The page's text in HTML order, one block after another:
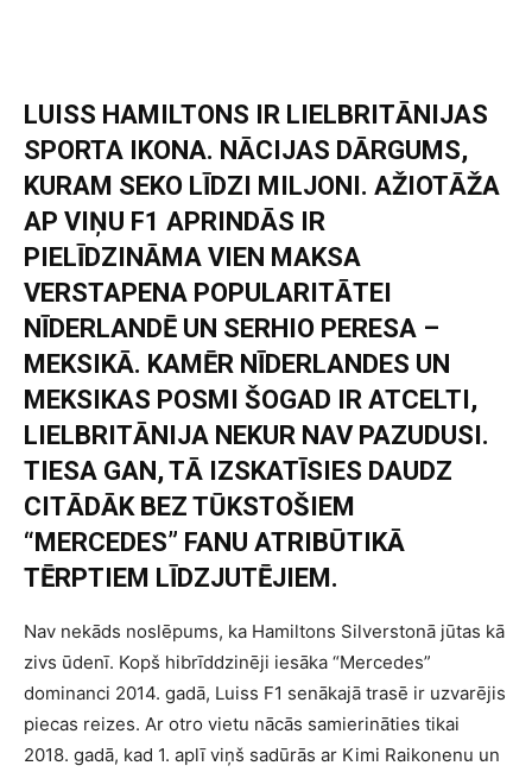
LUISS HAMILTONS IR LIELBRITĀNIJAS
SPORTA IKONA. NĀCIJAS DĀRGUMS,
KURAM SEKO LĪDZI MILJONI. AŽIOTĀŽA
AP VIŅU F1 APRINDĀS IR
PIELĪDZINĀMA VIEN MAKSA
VERSTAPENA POPULARITĀTEI
NĪDERLANDĒ UN SERHIO PERESA –
MEKSIKĀ. KAMĒR NĪDERLANDES UN
MEKSIKAS POSMI ŠOGAD IR ATCELTI,
LIELBRITĀNIJA NEKUR NAV PAZUDUSI.
TIESA GAN, TĀ IZSKATĪSIES DAUDZ
CITĀDĀK BEZ TŪKSTOŠIEM
“MERCEDES” FANU ATRIBŪTIKĀ
TĒRPTIEM LĪDZJUTĒJIEM.
Nav nekāds noslēpums, ka Hamiltons Silverstonā jūtas kā
zivs ūdenī. Kopš hibrīddzinēji iesāka “Mercedes”
dominanci 2014. gadā, Luiss F1 senākajā trasē ir uzvarējis
piecas reizes. Ar otro vietu nācās samierināties tikai
2018. gadā, kad 1. aplī viņš sadūrās ar Kimi Raikonenu un